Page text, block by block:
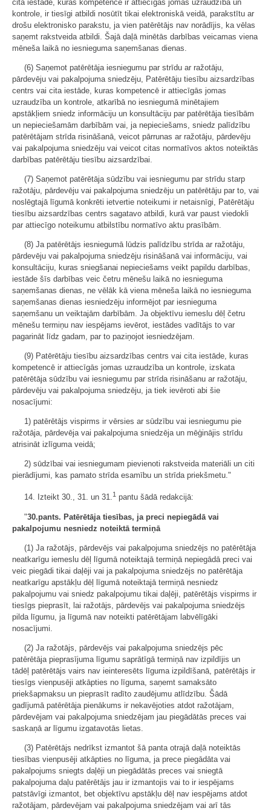
cita iestāde, kuras kompetencē ir attiecīgās jomas uzraudzība un
kontrole, ir tiesīgi atbildi nosūtīt tikai elektroniskā veidā, parakstītu ar
drošu elektronisko parakstu, ja vien patērētājs nav norādījis, ka vēlas
saņemt rakstveida atbildi. Šajā daļā minētās darbības veicamas viena
mēneša laikā no iesnieguma saņemšanas dienas.
(6) Saņemot patērētāja iesniegumu par strīdu ar ražotāju,
pārdevēju vai pakalpojuma sniedzēju, Patērētāju tiesību aizsardzības
centrs vai cita iestāde, kuras kompetencē ir attiecīgās jomas
uzraudzība un kontrole, atkarībā no iesniegumā minētajiem
apstākļiem sniedz informāciju un konsultāciju par patērētāja tiesībām
un nepieciešamām darbībām vai, ja nepieciešams, sniedz palīdzību
patērētājam strīda risināšanā, veicot pārrunas ar ražotāju, pārdevēju
vai pakalpojuma sniedzēju vai veicot citas normatīvos aktos noteiktās
darbības patērētāju tiesību aizsardzībai.
(7) Saņemot patērētāja sūdzību vai iesniegumu par strīdu starp
ražotāju, pārdevēju vai pakalpojuma sniedzēju un patērētāju par to, vai
noslēgtajā līgumā konkrēti ietvertie noteikumi ir netaisnīgi, Patērētāju
tiesību aizsardzības centrs sagatavo atbildi, kurā var paust viedokli
par attiecīgo noteikumu atbilstību normatīvo aktu prasībām.
(8) Ja patērētājs iesniegumā lūdzis palīdzību strīda ar ražotāju,
pārdevēju vai pakalpojuma sniedzēju risināšanā vai informāciju, vai
konsultāciju, kuras sniegšanai nepieciešams veikt papildu darbības,
iestāde šīs darbības veic četru mēnešu laikā no iesnieguma
saņemšanas dienas, ne vēlāk kā viena mēneša laikā no iesnieguma
saņemšanas dienas iesniedzēju informējot par iesnieguma
saņemšanu un veiktajām darbībām. Ja objektīvu iemeslu dēļ četru
mēnešu termiņu nav iespējams ievērot, iestādes vadītājs to var
pagarināt līdz gadam, par to paziņojot iesniedzējam.
(9) Patērētāju tiesību aizsardzības centrs vai cita iestāde, kuras
kompetencē ir attiecīgās jomas uzraudzība un kontrole, izskata
patērētāja sūdzību vai iesniegumu par strīda risināšanu ar ražotāju,
pārdevēju vai pakalpojuma sniedzēju, ja tiek ievēroti abi šie
nosacījumi:
1) patērētājs vispirms ir vērsies ar sūdzību vai iesniegumu pie
ražotāja, pārdevēja vai pakalpojuma sniedzēja un mēģinājis strīdu
atrisināt izlīguma veidā;
2) sūdzībai vai iesniegumam pievienoti rakstveida materiāli un citi
pierādījumi, kas pamato strīda esamību un strīda priekšmetu."
14. Izteikt 30., 31. un 31.1 pantu šādā redakcijā:
"30.pants. Patērētāja tiesības, ja preci nepiegādā vai
pakalpojumu nesniedz noteiktā termiņā
(1) Ja ražotājs, pārdevējs vai pakalpojuma sniedzējs no patērētāja
neatkarīgu iemeslu dēļ līgumā noteiktajā termiņā nepiegādā preci vai
veic piegādi tikai daļēji vai ja pakalpojuma sniedzējs no patērētāja
neatkarīgu apstākļu dēļ līgumā noteiktajā termiņā nesniedz
pakalpojumu vai sniedz pakalpojumu tikai daļēji, patērētājs vispirms ir
tiesīgs pieprasīt, lai ražotājs, pārdevējs vai pakalpojuma sniedzējs
pilda līgumu, ja līgumā nav noteikti patērētājam labvēlīgāki
nosacījumi.
(2) Ja ražotājs, pārdevējs vai pakalpojuma sniedzējs pēc
patērētāja pieprasījuma līgumu saprātīgā termiņā nav izpildījis un
tādēļ patērētājs vairs nav ieinteresēts līguma izpildīšanā, patērētājs ir
tiesīgs vienpusēji atkāpties no līguma, saņemt samaksāto
priekšapmaksu un pieprasīt radīto zaudējumu atlīdzību. Šādā
gadījumā patērētāja pienākums ir nekavējoties atdot ražotājam,
pārdevējam vai pakalpojuma sniedzējam jau piegādātās preces vai
saskaņā ar līgumu izgatavotās lietas.
(3) Patērētājs nedrīkst izmantot šā panta otrajā daļā noteiktās
tiesības vienpusēji atkāpties no līguma, ja prece piegādāta vai
pakalpojums sniegts daļēji un piegādātās preces vai sniegtā
pakalpojuma daļu patērētājs jau ir izmantojis vai to ir iespējams
patstāvīgi izmantot, bet objektīvu apstākļu dēļ nav iespējams atdot
ražotājam, pārdevējam vai pakalpojuma sniedzējam vai arī tās